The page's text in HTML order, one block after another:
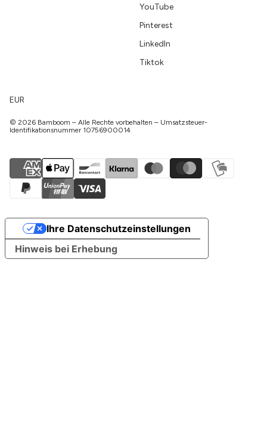
YouTube
Pinterest
LinkedIn
Tiktok
EUR
© 2026 Bamboom – Alle Rechte vorbehalten – Umsatzsteuer-
Identifikationsnummer 10756900014
Hinweis bei Erhebung
Ihre Datenschutzeinstellungen